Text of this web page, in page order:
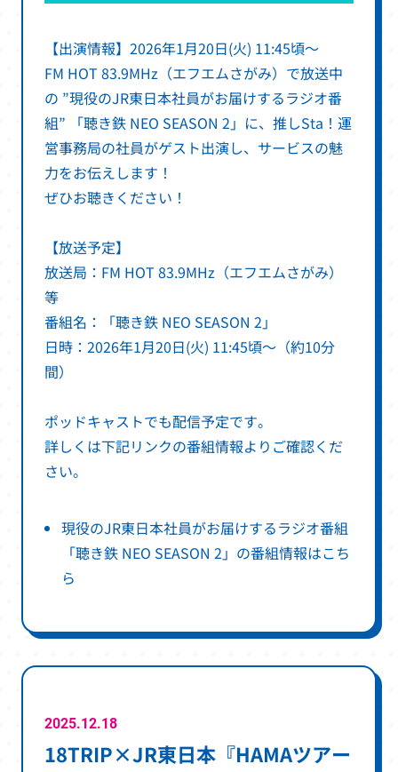
【出演情報】2026年1月20日(火) 11:45頃～
FM HOT 83.9MHz（エフエムさがみ）で放送中
の ”現役のJR東日本社員がお届けするラジオ番
組” 「聴き鉄 NEO SEASON 2」に、推しSta！運
営事務局の社員がゲスト出演し、サービスの魅
力をお伝えします！
ぜひお聴きください！
【放送予定】
放送局：FM HOT 83.9MHz（エフエムさがみ）
等
番組名：「聴き鉄 NEO SEASON 2」
日時：2026年1月20日(火) 11:45頃～（約10分
間）
ポッドキャストでも配信予定です。
詳しくは下記リンクの番組情報よりご確認くだ
さい。
現役のJR東日本社員がお届けするラジオ番組
「聴き鉄 NEO SEASON 2」の番組情報はこち
ら
で
開
2025.12.18
18TRIP×JR東日本『HAMAツアー